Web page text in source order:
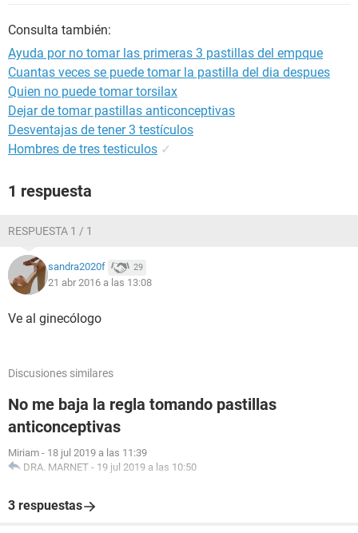
Consulta también:
Ayuda por no tomar las primeras 3 pastillas del empque
Cuantas veces se puede tomar la pastilla del dia despues
Quien no puede tomar torsilax
Dejar de tomar pastillas anticonceptivas
Desventajas de tener 3 testículos
Hombres de tres testiculos ✓
1 respuesta
RESPUESTA 1 / 1
sandra2020f 29
21 abr 2016 a las 13:08
Ve al ginecólogo
Discusiones similares
No me baja la regla tomando pastillas
anticonceptivas
Miriam - 18 jul 2019 a las 11:39
DRA. MARNET - 19 jul 2019 a las 10:50
3 respuestas